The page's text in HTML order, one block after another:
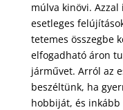
múlva kinövi. Azzal
esetleges
tetemes összegbe
elfogadható áron
járművet. Arról az
beszéltünk, ha
hobbiját, és